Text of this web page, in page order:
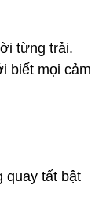
từng trải.
biết mọi cảm
quay tất bật